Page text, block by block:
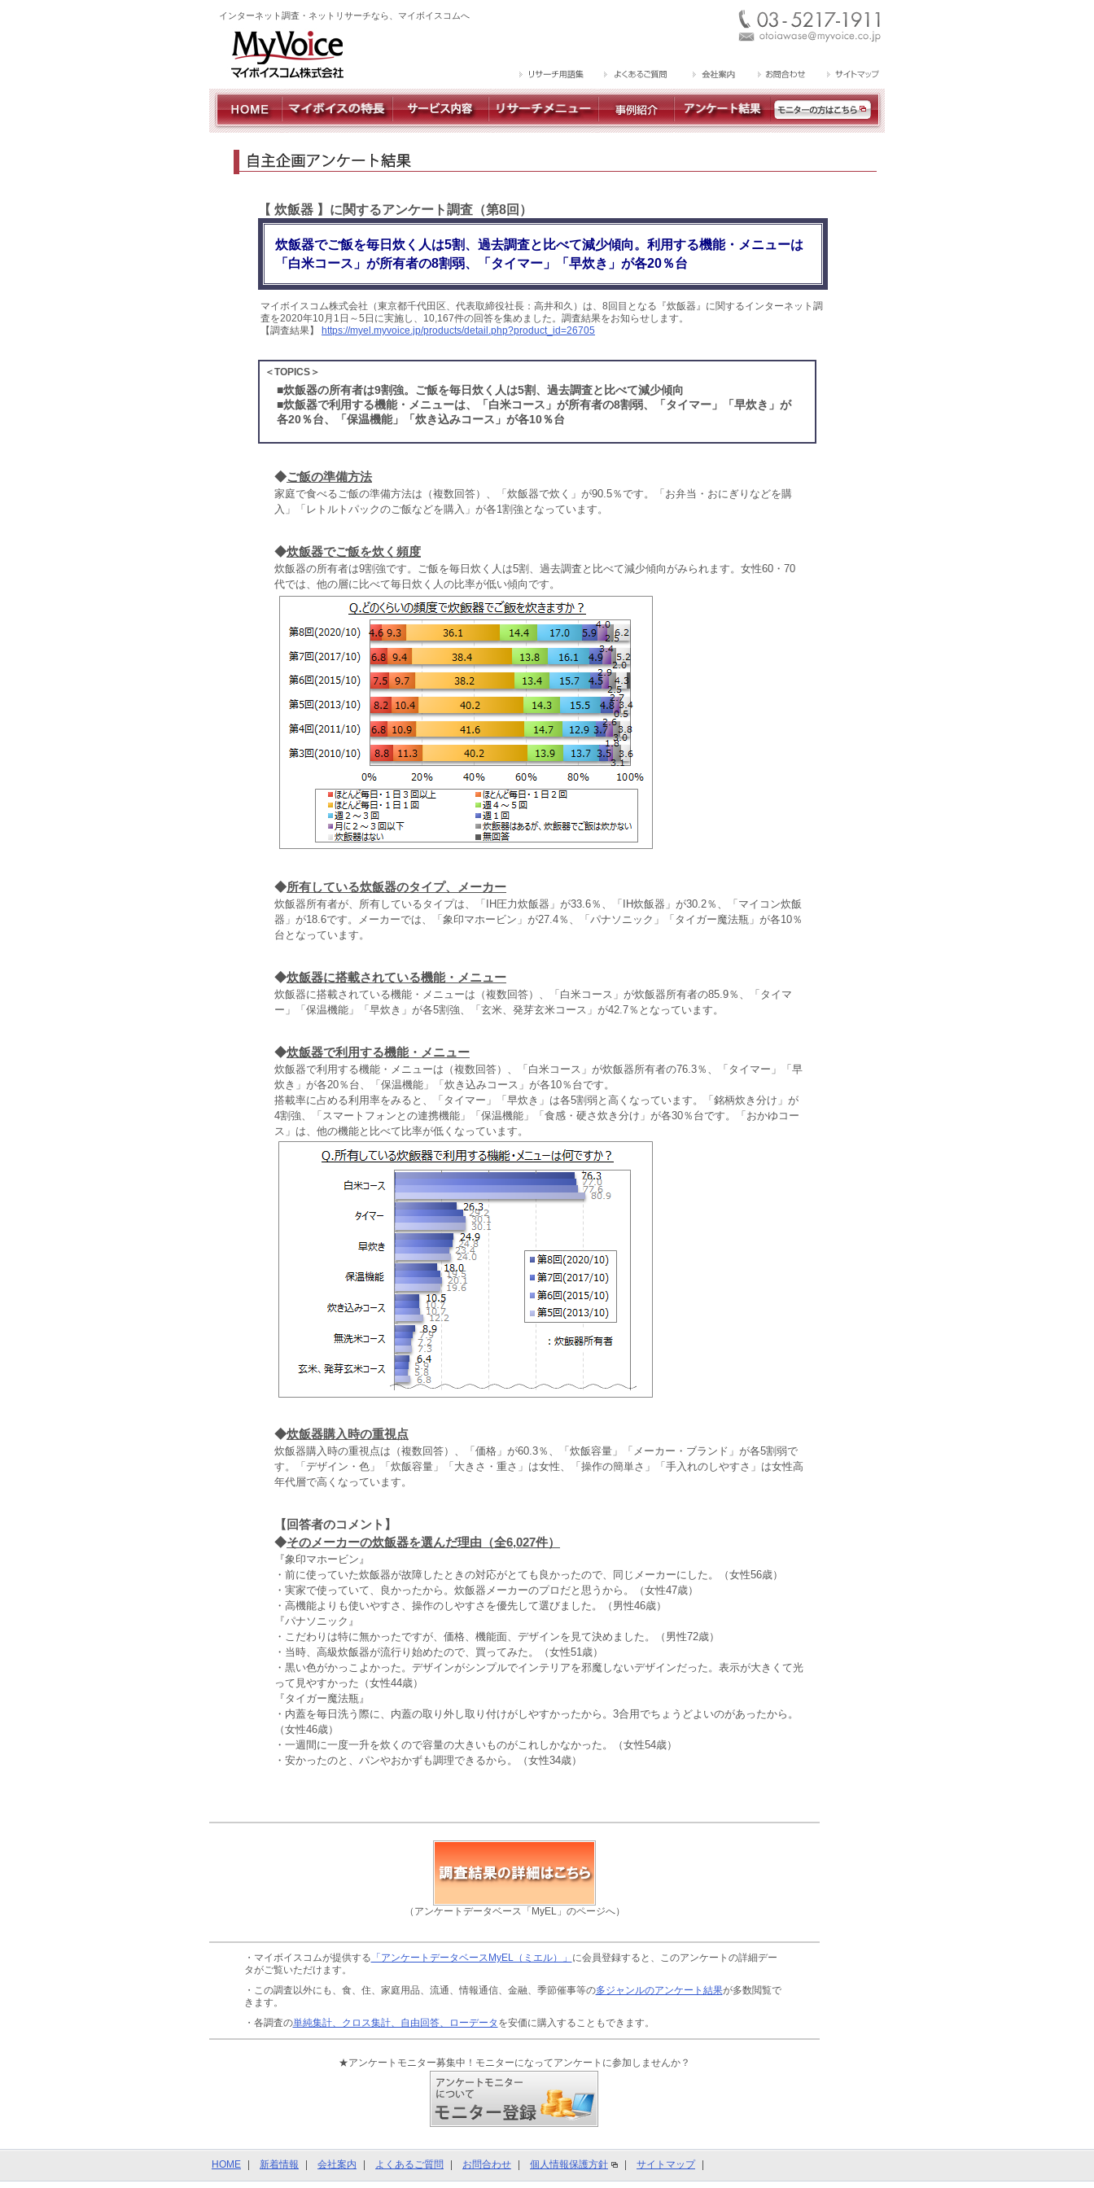
インターネット調査・ネットリサーチなら、マイボイスコムへ
【 炊飯器 】に関するアンケート調査（第8回）
炊飯器でご飯を毎日炊く人は5割、過去調査と比べて減少傾向。利用する機能・メニューは
「白米コース」が所有者の8割弱、「タイマー」「早炊き」が各20％台
マイボイスコム株式会社（東京都千代田区、代表取締役社長：高井和久）は、8回目となる『炊飯器』に関するインターネット調
査を2020年10月1日～5日に実施し、10,167件の回答を集めました。調査結果をお知らせします。
【調査結果】
https://myel.myvoice.jp/products/detail.php?product_id=26705
＜TOPICS＞
■炊飯器の所有者は9割強。ご飯を毎日炊く人は5割、過去調査と比べて減少傾向
■炊飯器で利用する機能・メニューは、「白米コース」が所有者の8割弱、「タイマー」「早炊き」が
各20％台、「保温機能」「炊き込みコース」が各10％台
◆ご飯の準備方法
家庭で食べるご飯の準備方法は（複数回答）、「炊飯器で炊く」が90.5％です。「お弁当・おにぎりなどを購
入」「レトルトパックのご飯などを購入」が各1割強となっています。
◆炊飯器でご飯を炊く頻度
炊飯器の所有者は9割強です。ご飯を毎日炊く人は5割、過去調査と比べて減少傾向がみられます。女性60・70
代では、他の層に比べて毎日炊く人の比率が低い傾向です。
◆所有している炊飯器のタイプ、メーカー
炊飯器所有者が、所有しているタイプは、「IH圧力炊飯器」が33.6％、「IH炊飯器」が30.2％、「マイコン炊飯
器」が18.6です。メーカーでは、「象印マホービン」が27.4％、「パナソニック」「タイガー魔法瓶」が各10％
台となっています。
◆炊飯器に搭載されている機能・メニュー
炊飯器に搭載されている機能・メニューは（複数回答）、「白米コース」が炊飯器所有者の85.9％、「タイマ
ー」「保温機能」「早炊き」が各5割強、「玄米、発芽玄米コース」が42.7％となっています。
◆炊飯器で利用する機能・メニュー
炊飯器で利用する機能・メニューは（複数回答）、「白米コース」が炊飯器所有者の76.3％、「タイマー」「早
炊き」が各20％台、「保温機能」「炊き込みコース」が各10％台です。
搭載率に占める利用率をみると、「タイマー」「早炊き」は各5割弱と高くなっています。「銘柄炊き分け」が
4割強、「スマートフォンとの連携機能」「保温機能」「食感・硬さ炊き分け」が各30％台です。「おかゆコー
ス」は、他の機能と比べて比率が低くなっています。
◆炊飯器購入時の重視点
炊飯器購入時の重視点は（複数回答）、「価格」が60.3％、「炊飯容量」「メーカー・ブランド」が各5割弱で
す。「デザイン・色」「炊飯容量」「大きさ・重さ」は女性、「操作の簡単さ」「手入れのしやすさ」は女性高
年代層で高くなっています。
【回答者のコメント】
◆そのメーカーの炊飯器を選んだ理由（全6,027件）
『象印マホービン』
・前に使っていた炊飯器が故障したときの対応がとても良かったので、同じメーカーにした。（女性56歳）
・実家で使っていて、良かったから。炊飯器メーカーのプロだと思うから。（女性47歳）
・高機能よりも使いやすさ、操作のしやすさを優先して選びました。（男性46歳）
『パナソニック』
・こだわりは特に無かったですが、価格、機能面、デザインを見て決めました。（男性72歳）
・当時、高級炊飯器が流行り始めたので、買ってみた。（女性51歳）
・黒い色がかっこよかった。デザインがシンプルでインテリアを邪魔しないデザインだった。表示が大きくて光
って見やすかった（女性44歳）
『タイガー魔法瓶』
・内蓋を毎日洗う際に、内蓋の取り外し取り付けがしやすかったから。3合用でちょうどよいのがあったから。
（女性46歳）
・一週間に一度一升を炊くので容量の大きいものがこれしかなかった。（女性54歳）
・安かったのと、パンやおかずも調理できるから。（女性34歳）
（アンケートデータベース「MyEL」のページへ）
・マイボイスコムが提供する 「アンケートデータベースMyEL（ミエル）」 に会員登録すると、このアンケートの詳細デー
タがご覧いただけます。
・この調査以外にも、食、住、家庭用品、流通、情報通信、金融、季節催事等の多ジャンルのアンケート結果が多数閲覧で
きます。
・各調査の単純集計、クロス集計、自由回答、ローデータ を安価に購入することもできます。
★アンケートモニター募集中！モニターになってアンケートに参加しませんか？
HOME 新着情報 会社案内 よくあるご質問 お問合わせ 個人情報保護方針 サイトマップ